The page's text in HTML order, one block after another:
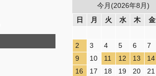
今月(2026年8月)
日
月 火 水 木 金
2
3 4 5 6 7
9
10 11 12 13 14
16
17 18 19 20 21